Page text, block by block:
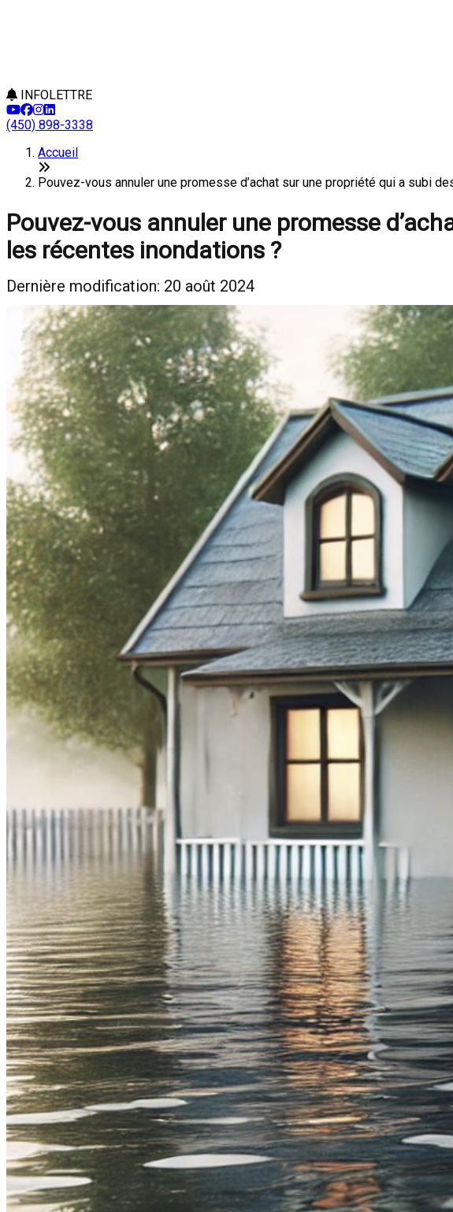
INFOLETTRE
(450) 898-3338
Accueil
Pouvez-vous annuler une promesse d’achat sur une propriété qui a subi
Pouvez-vous annuler une promesse
les récentes inondations ?
Dernière modification: 20 août 2024